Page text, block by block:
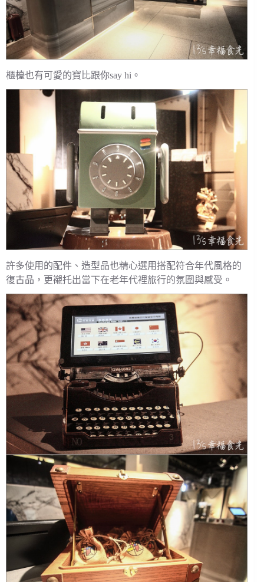
櫃檯也有可愛的寶比跟你say hi。
許多使用的配件、造型品也精心選用搭配符合年代風格的
復古品，更襯托出當下在老年代裡旅行的氛圍與感受。